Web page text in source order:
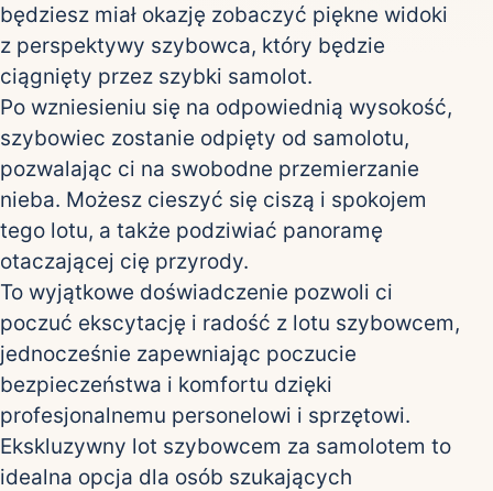
będziesz miał okazję zobaczyć piękne widoki
z perspektywy szybowca, który będzie
ciągnięty przez szybki samolot.
Po wzniesieniu się na odpowiednią wysokość,
szybowiec zostanie odpięty od samolotu,
pozwalając ci na swobodne przemierzanie
nieba. Możesz cieszyć się ciszą i spokojem
tego lotu, a także podziwiać panoramę
otaczającej cię przyrody.
To wyjątkowe doświadczenie pozwoli ci
poczuć ekscytację i radość z lotu szybowcem,
jednocześnie zapewniając poczucie
bezpieczeństwa i komfortu dzięki
profesjonalnemu personelowi i sprzętowi.
Ekskluzywny lot szybowcem za samolotem to
idealna opcja dla osób szukających